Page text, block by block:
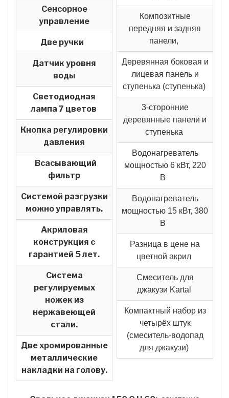
Сенсорное
управление
Две ручки
Датчик уровня
воды
Светодиодная
лампа 7 цветов
Кнопка регулировки
давления
Всасывающий
фильтр
Системой разгрузки
можно управлять.
Акриловая
конструкция с
гарантией 5 лет.
Система
регулируемых
ножек из
нержавеющей
стали.
Две хромированные
металлические
накладки на голову.
Композитные
передняя и задняя
панели,
Деревянная боковая и
лицевая панель и
ступенька (ступенька)
3-сторонние
деревянные панели и
ступенька
Водонагреватель
мощностью 6 кВт, 220
В
Водонагреватель
мощностью 15 кВт, 380
В
Разница в цене на
цветной акрил
Смеситель для
джакузи Kartal
Компактный набор из
четырёх штук
(смеситель-водопад
для джакузи)